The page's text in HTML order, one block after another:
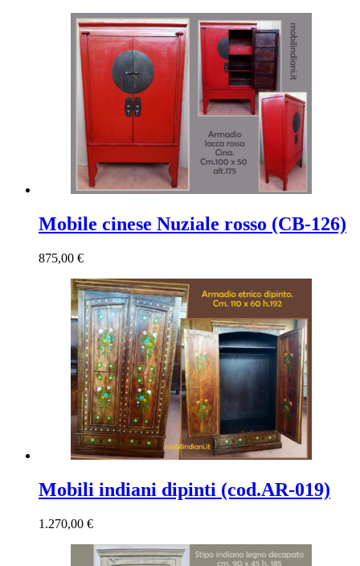
Mobile cinese Nuziale rosso (CB-126)
875,00 €
Mobili indiani dipinti (cod.AR-019)
1.270,00 €